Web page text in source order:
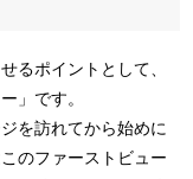
るポイントとして、
」です。
を訪れてから始めに
のファーストビュー